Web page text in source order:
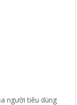
người tiêu dùng